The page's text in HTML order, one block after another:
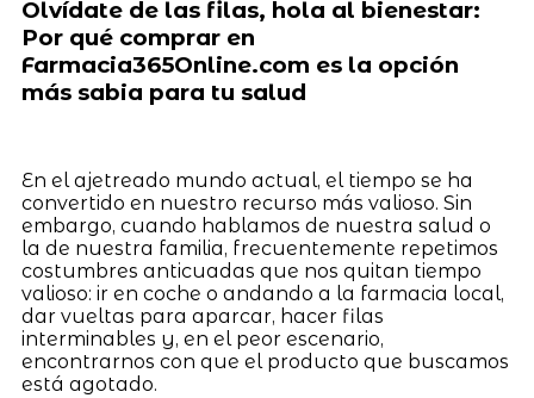
Olvídate de las filas, hola al bienestar:
Por qué comprar en
Farmacia365Online.com es la opción
más sabia para tu salud
En el ajetreado mundo actual, el tiempo se ha
convertido en nuestro recurso más valioso. Sin
embargo, cuando hablamos de nuestra salud o
la de nuestra familia, frecuentemente repetimos
costumbres anticuadas que nos quitan tiempo
valioso: ir en coche o andando a la farmacia local,
dar vueltas para aparcar, hacer filas
interminables y, en el peor escenario,
encontrarnos con que el producto que buscamos
está agotado.